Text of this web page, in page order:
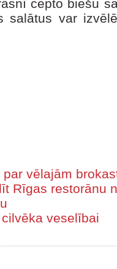
cepto biešu
salātus var
vēlajām
Rīgas restorānu
veselībai